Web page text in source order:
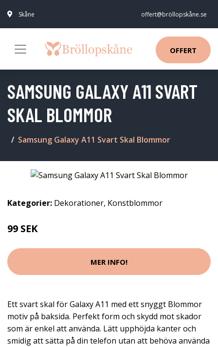
Skåne offert@bröllopskåne.se
OFFERT
SAMSUNG GALAXY A11 SVART
SKAL BLOMMOR
Samsung Galaxy A11 Svart Skal Blommor
Kategorier: Dekorationer, Konstblommor
99 SEK
MER INFO!
Ett svart skal för Galaxy A11 med ett snyggt Blommor
motiv på baksida. Perfekt form och skydd mot skador
som är enkel att använda. Lätt upphöjda kanter och
smidig att sätta på din telefon utan att behöva använda